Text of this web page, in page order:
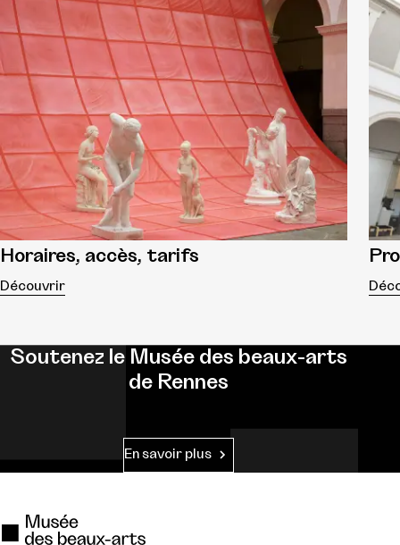
Horaires, accès, tarifs
Découvrir
Soutenez le Musée des beaux-arts
de Rennes
En savoir plus